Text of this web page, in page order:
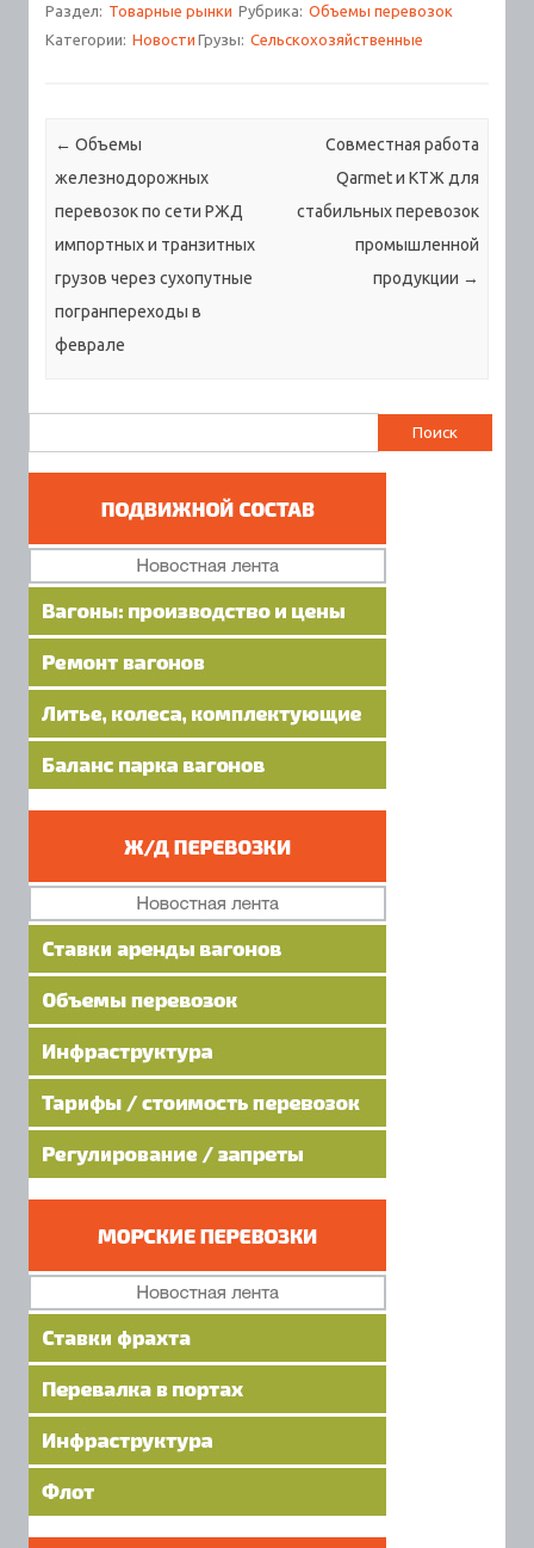
Раздел: Товарные рынки Рубрика: Объемы перевозок
Категории: Новости Грузы: Сельскохозяйственные
Навигация по записям
← Объемы
железнодорожных
перевозок по сети РЖД
импортных и транзитных
грузов через сухопутные
погранпереходы в
феврале
Совместная работа
Qarmet и КТЖ для
стабильных перевозок
промышленной
продукции →